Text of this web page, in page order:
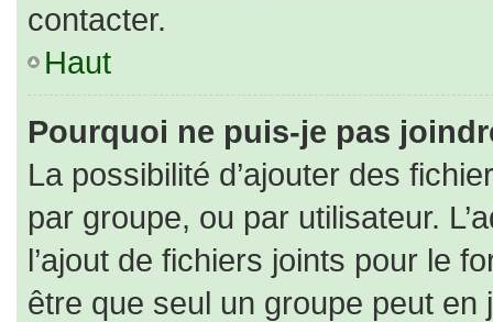
contacter.
Haut
Pourquoi ne puis-je pas
La possibilité d’ajouter des
par groupe, ou par utilisateur.
l’ajout de fichiers joints pour le
être que seul un groupe peut en